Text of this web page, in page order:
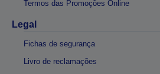
Termos das Promoções Online
Legal
Fichas de segurança
Livro de reclamações